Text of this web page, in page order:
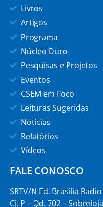
Livros
Artigos
Programa
Núcleo Duro
Pesquisas e Projetos
Eventos
CSEM em Foco
Leituras Sugeridas
Notícias
Relatórios
Vídeos
FALE CONOSCO
SRTV/N Ed. Brasília
Cj. P – Qd. 702 –